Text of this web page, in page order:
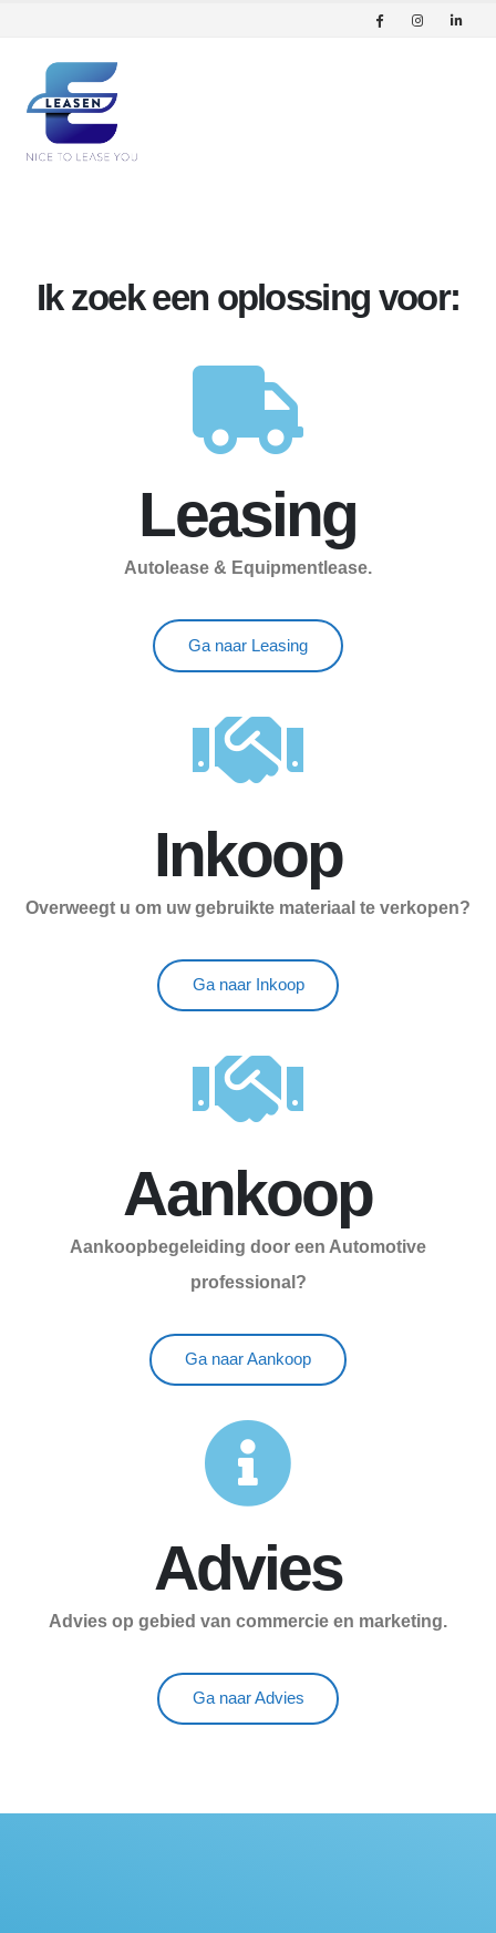
Ik zoek een oplossing voor:
Leasing
Autolease & Equipmentlease.
Ga naar Leasing
Inkoop
Overweegt u om uw gebruikte materiaal te verkopen?
Ga naar Inkoop
Aankoop
Aankoopbegeleiding door een Automotive
professional?
Ga naar Aankoop
Advies
Advies op gebied van commercie en marketing.
Ga naar Advies